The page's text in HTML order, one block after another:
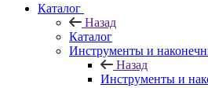
Каталог
Назад
Каталог
Инструменты и
Назад
Инструменты и